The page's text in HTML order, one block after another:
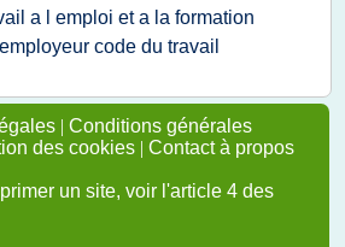
a l emploi et a la formation
code du travail
| Conditions générales
des cookies | Contact à propos
un site, voir l'article 4 des